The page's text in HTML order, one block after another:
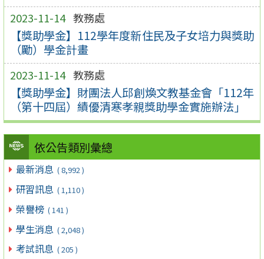
2023-11-14 教務處
【獎助學金】112學年度新住民及子女培力與獎助
（勵）學金計畫
2023-11-14 教務處
【獎助學金】財團法人邱創煥文教基金會「112年
（第十四屆）績優清寒孝親獎助學金實施辦法」
依公告類別彙總
最新消息 ( 8,992 )
研習訊息 ( 1,110 )
榮譽榜 ( 141 )
學生消息 ( 2,048 )
考試訊息 ( 205 )